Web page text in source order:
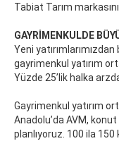
Tabiat Tarım
GAYRİMENKULDE
Yeni
gayrimenkul yatırım
Yüzde 25’lik halka
Gayrimenkul yatırım
Anadolu’da AVM, konut
planlıyoruz. 100 ila